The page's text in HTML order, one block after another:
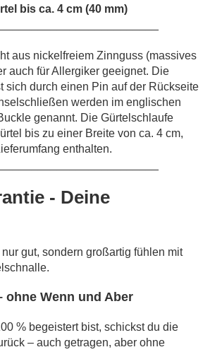
bis ca. 4 cm (40 mm)
aus nickelfreiem Zinnguss (massives
auch für Allergiker geeignet. Die
sich durch einen Pin auf der Rückseite
werden im englischen
genannt. Die Gürtelschlaufe
bis zu einer Breite von ca. 4 cm,
enthalten.
- Deine
gut, sondern großartig fühlen mit
ohne Wenn und Aber
% begeistert bist, schickst du die
– auch getragen, aber ohne